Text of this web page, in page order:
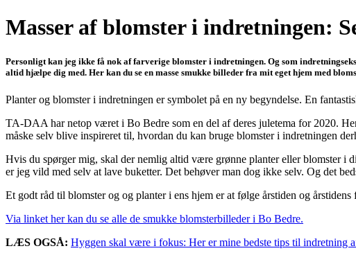
Masser af blomster i indretningen:
Personligt kan jeg ikke få nok af farverige blomster i indretningen. Og som
altid hjælpe dig med. Her kan du se en masse smukke billeder fra mit eget hjem med
Planter og blomster i indretningen er symbolet på en ny begyndelse. En
TA-DAA har netop været i Bo Bedre som en del af deres juletema for 2020.
måske selv blive inspireret til, hvordan du kan bruge blomster i indretningen
Hvis du spørger mig, skal der nemlig altid være grønne planter eller blomster i
er jeg vild med selv at lave buketter. Det behøver man dog ikke selv. Og det
Et godt råd til blomster og og planter i ens hjem er at følge årstiden og
Via linket her kan du se alle de smukke blomsterbilleder i Bo Bedre.
LÆS OGSÅ: Hyggen skal være i fokus: Her er mine bedste tips til indretning